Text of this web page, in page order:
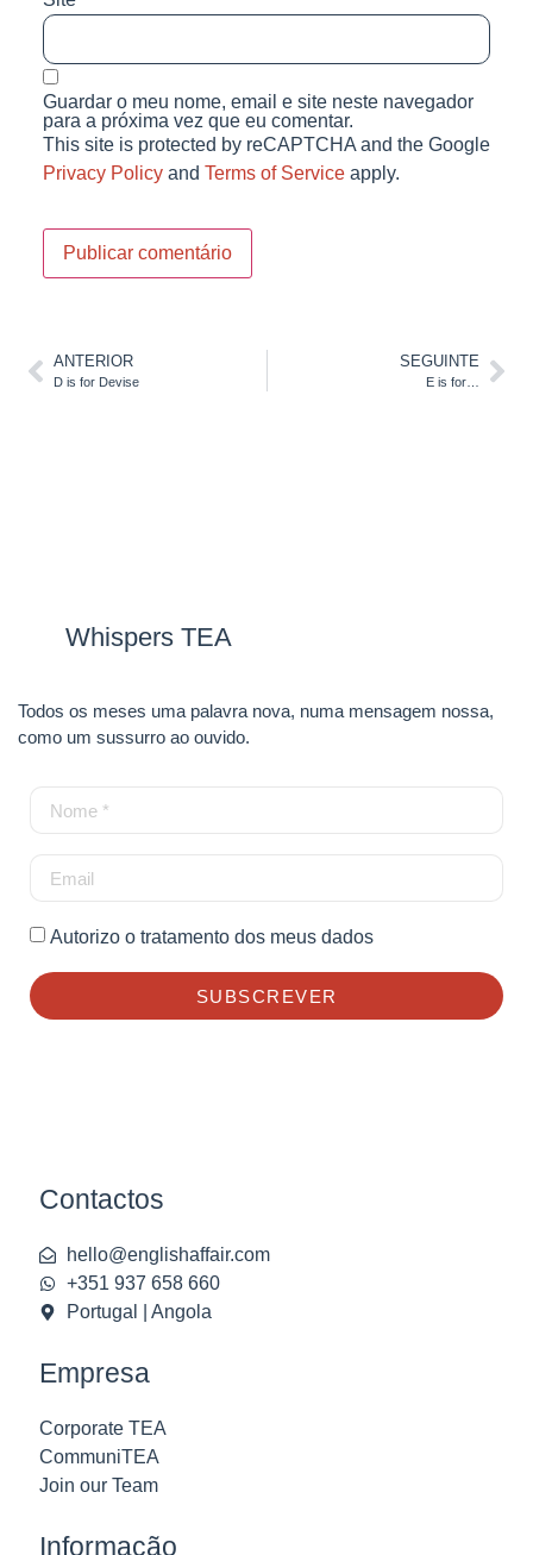
Guardar o meu nome, email e site neste navegador
para a próxima vez que eu comentar.
This site is protected by reCAPTCHA and the Google
Privacy Policyand Terms of Serviceapply.
ANTERIOR
D is for Devise
SEGUINTE
E is for…
Whispers TEA
Todos os meses uma palavra nova, numa mensagem nossa,
como um sussurro ao ouvido.
Autorizo o tratamento dos meus dados
SUBSCREVER
Contactos
hello@englishaffair.com
+351 937 658 660
Portugal | Angola
Empresa
Corporate TEA
CommuniTEA
Join our Team
Informação